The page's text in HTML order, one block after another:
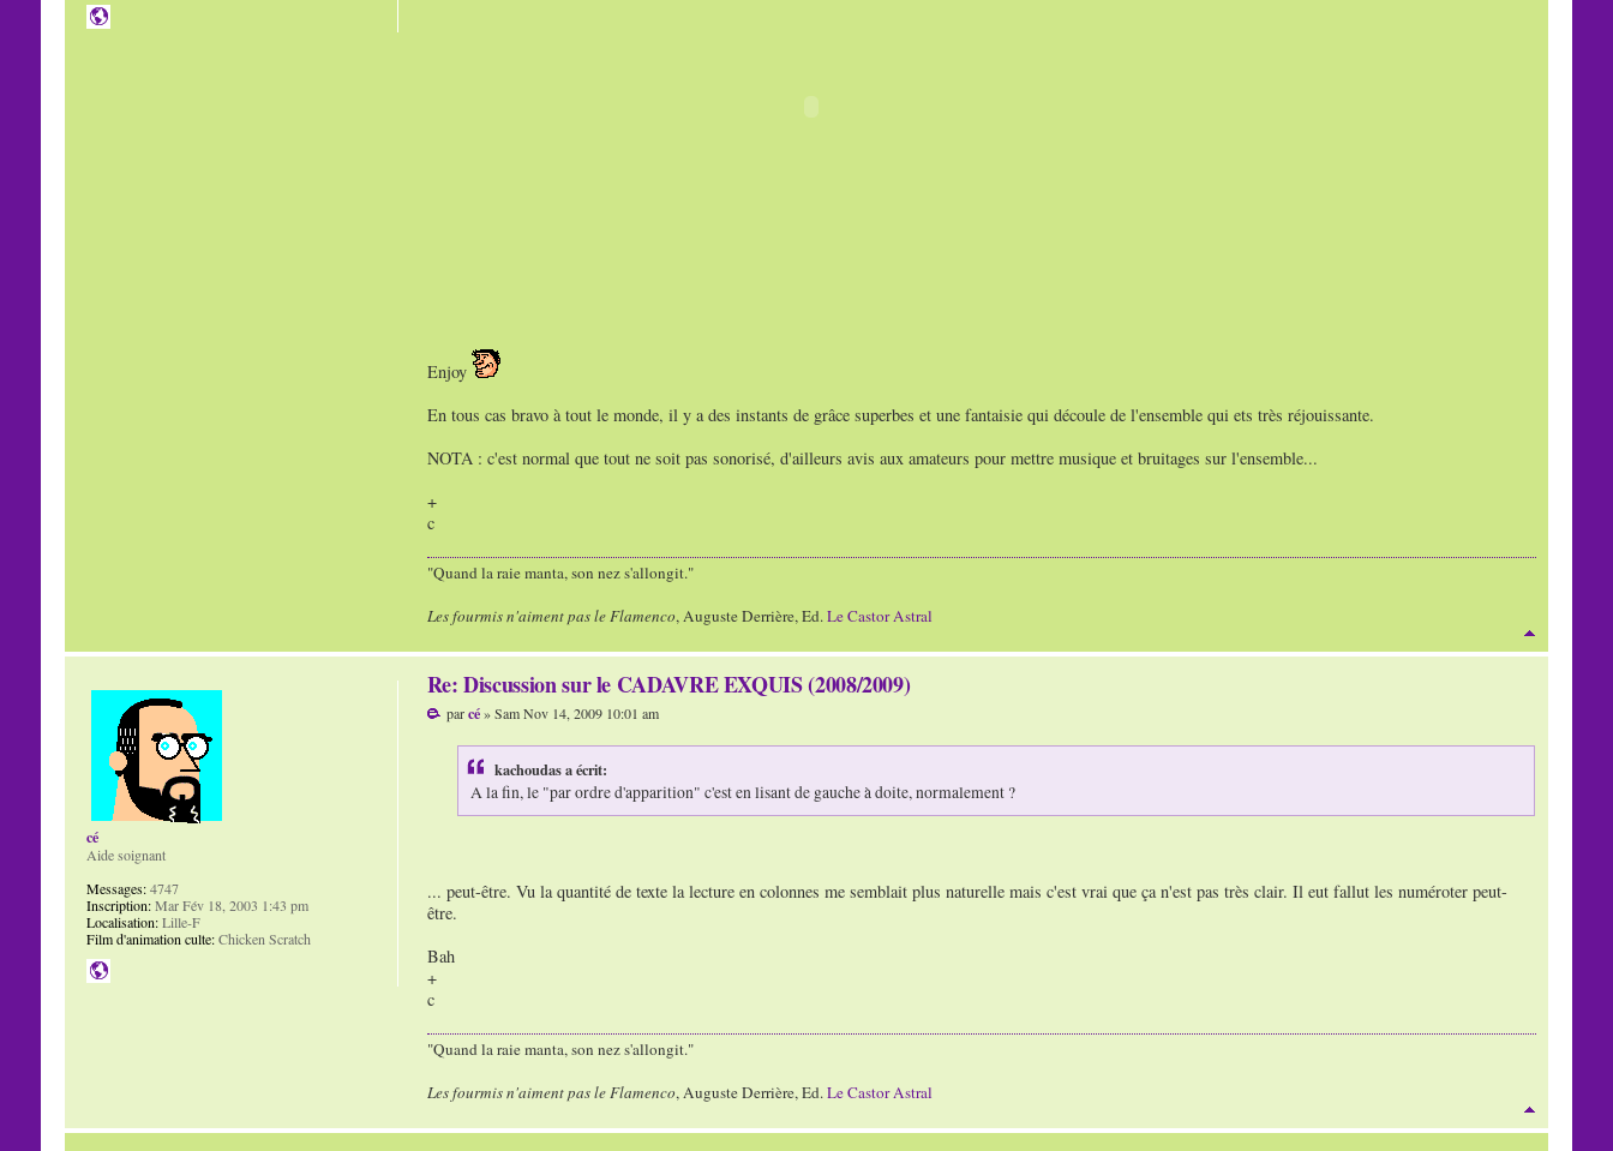
Enjoy
En tous cas bravo à tout le monde, il y a des instants de grâce superbes et une fantaisie qui découle de l'ensemble qui ets très réjouissante.
NOTA : c'est normal que tout ne soit pas sonorisé, d'ailleurs avis aux amateurs pour mettre musique et bruitages sur l'ensemble...
+
c
"Quand la raie manta, son nez s'allongit."
Les fourmis n'aiment pas le Flamenco, Auguste Derrière, Ed.Le Castor Astral
Re: Discussion sur le CADAVRE EXQUIS (2008/2009)
parcé» Sam Nov 14, 2009 10:01 am
kachoudas a écrit:
A la fin, le "par ordre d'apparition" c'est en lisant de gauche à doite, normalement ?
... peut-être. Vu la quantité de texte la lecture en colonnes me semblait plus naturelle mais c'est vrai que ça n'est pas très clair. Il eut fallut les numéroter peut-
être.
Bah
+
c
"Quand la raie manta, son nez s'allongit."
Les fourmis n'aiment pas le Flamenco, Auguste Derrière, Ed.Le Castor Astral
cé
Aide soignant
Messages:4747
Inscription:Mar Fév 18, 2003 1:43 pm
Localisation:Lille-F
Film d'animation culte:Chicken Scratch